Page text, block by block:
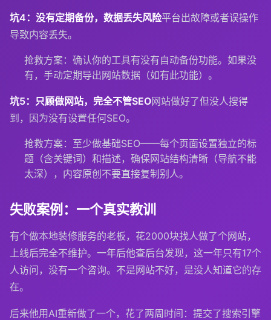
坑4：没有定期备份，数据丢失风险平台出故障或者误操作
导致内容丢失。
抢救方案：确认你的工具有没有自动备份功能。如果没
有，手动定期导出网站数据（如有此功能）。
坑5：只顾做网站，完全不管SEO网站做好了但没人搜得
到，因为没有设置任何SEO。
抢救方案：至少做基础SEO——每个页面设置独立的标
题（含关键词）和描述，确保网站结构清晰（导航不能
太深），内容原创不要直接复制别人。
失败案例：一个真实教训
有个做本地装修服务的老板，花2000块找人做了个网站，
上线后完全不维护。一年后他查后台发现，这一年只有17个
人访问，没有一个咨询。不是网站不好，是没人知道它的存
在。
后来他用AI重新做了一个，花了两周时间：提交了搜索引擎